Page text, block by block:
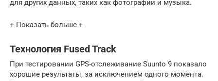
для других данных, таких как фотографии и музыка.
+ Показать больше +
Технология Fused Track
При тестировании GPS-отслеживание Suunto 9 показало
хорошие результаты, за исключением одного момента.